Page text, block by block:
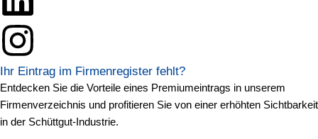
Ihr Eintrag im Firmenregister fehlt?
Entdecken Sie die Vorteile eines Premiumeintrags in unserem
Firmenverzeichnis und profitieren Sie von einer erhöhten Sichtbarkeit
in der Schüttgut-Industrie.